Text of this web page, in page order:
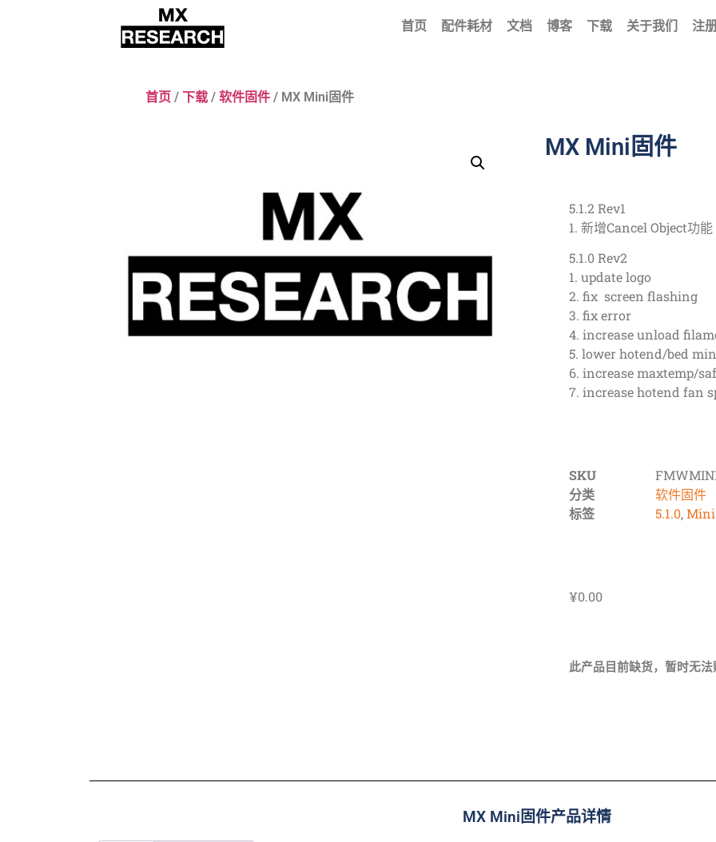
首页 配件耗材 文档 博客 下载 关于我们 注
首页 / 下载 / 软件固件 / MX Mini固件
MX Mini固件
5.1.2 Rev1
1. 新增Cancel Object功能
5.1.0 Rev2
1. update logo
2. fix screen flashing
3. fix error
4. increase unload
5. lower hotend/bed
6. increase maxtemp/
7. increase hotend fan
SKU
分类
软件固件
标签
5.1.0,Mini
¥0.00
此产品目前缺货，暂时无法
MX Mini固件产品详情